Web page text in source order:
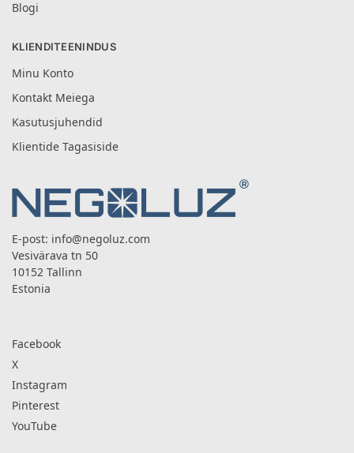
Blogi
KLIENDITEENINDUS
Minu Konto
Kontakt Meiega
Kasutusjuhendid
Klientide Tagasiside
E-post: info@negoluz.com
Vesivärava tn 50
10152 Tallinn
Estonia
Facebook
X
Instagram
Pinterest
YouTube